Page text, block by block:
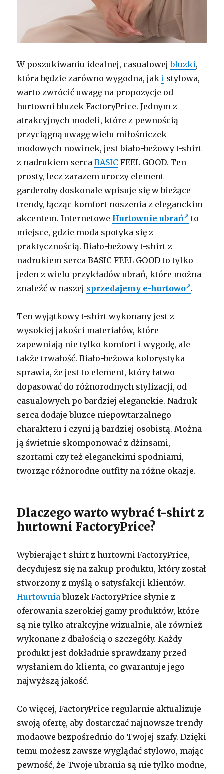
W poszukiwaniu idealnej, casualowejbluzki,
która będzie zarówno wygodna, jak i stylowa,
warto zwrócić uwagę na propozycje od
hurtowni bluzek FactoryPrice. Jednym z
atrakcyjnych modeli, które z pewnością
przyciągną uwagę wielu miłośniczek
modowych nowinek, jest biało-beżowy t-shirt
z nadrukiem sercaBASIC FEEL GOOD. Ten
prosty, lecz zarazem uroczy element
garderoby doskonale wpisuje się w bieżące
trendy, łącząc komfort noszenia z eleganckim
akcentem. Internetowe Hurtownie ubrań
to
miejsce, gdzie moda spotyka się z
praktycznością. Biało-beżowy t-shirt z
nadrukiem serca BASIC FEEL GOOD to tylko
jeden z wielu przykładów ubrań, które można
znaleźć w naszej sprzedajemy e-hurtowo .
Ten wyjątkowy t-shirt wykonany jest z
wysokiej jakości materiałów, które
zapewniają nie tylko komfort i wygodę, ale
także trwałość. Biało-beżowa kolorystyka
sprawia, że jest to element, który łatwo
dopasować do różnorodnych stylizacji, od
casualowych po bardziej eleganckie. Nadruk
serca dodaje bluzce niepowtarzalnego
charakteru i czyni ją bardziej osobistą. Można
ją świetnie skomponować z dżinsami,
szortami czy też eleganckimi spodniami,
tworząc różnorodne outfity na różne okazje.
Dlaczego warto wybrać t-shirt z
hurtowni FactoryPrice?
Wybierając t-shirt z hurtowni FactoryPrice,
decydujesz się na zakup produktu, który został
stworzony z myślą o satysfakcji klientów.
Hurtownia bluzek FactoryPrice słynie z
oferowania szerokiej gamy produktów, które
są nie tylko atrakcyjne wizualnie, ale również
wykonane z dbałością o szczegóły. Każdy
produkt jest dokładnie sprawdzany przed
wysłaniem do klienta, co gwarantuje jego
najwyższą jakość.
Co więcej, FactoryPrice regularnie aktualizuje
swoją ofertę, aby dostarczać najnowsze trendy
modaowe bezpośrednio do Twojej szafy. Dzięki
temu możesz zawsze wyglądać stylowo, mając
pewność, że Twoje ubrania są nie tylko modne,